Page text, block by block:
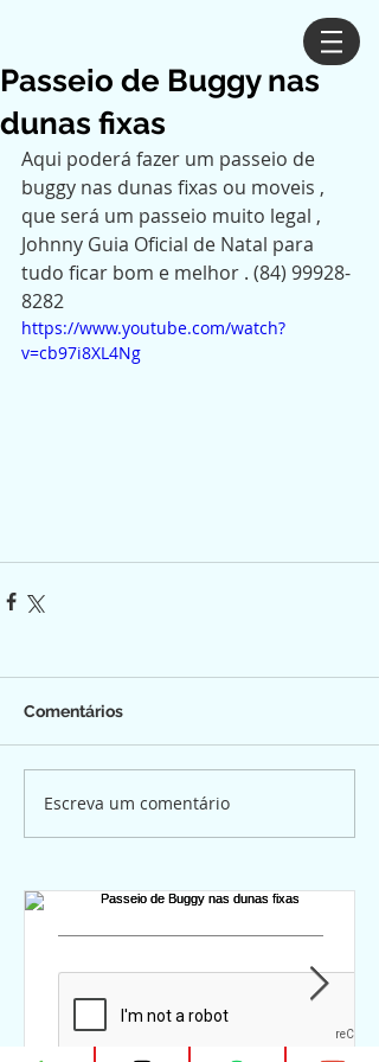
Passeio de Buggy nas
dunas fixas
Aqui poderá fazer um passeio de
buggy nas dunas fixas ou moveis ,
que será um passeio muito legal ,
Johnny Guia Oficial de Natal para
tudo ficar bom e melhor . (84) 99928-
8282
https://www.youtube.com/watch?
v=cb97i8XL4Ng
Comentários
Escreva um comentário